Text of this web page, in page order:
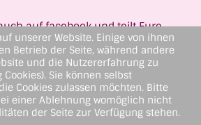
auf facebook und teilt Eure
unserer Website. Einige von ihnen
Betrieb der Seite, während andere
und die Nutzererfahrung zu
Sie können selbst
Cookies zulassen möchten. Bitte
einer Ablehnung womöglich nicht
der Seite zur Verfügung stehen.